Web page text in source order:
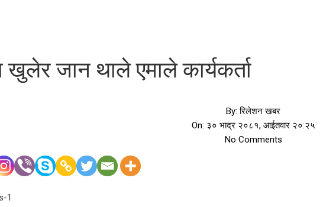
खुलेर जान थाले एमाले कार्यकर्ता
By: रिलेशन खबर
On: ३० भाद्र २०८१, आईतवार २०:२५
No Comments